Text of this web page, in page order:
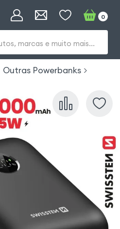
marcas e muito mais...
0
Outras Powerbanks